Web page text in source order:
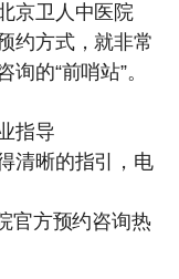
京卫人中医院
约方式，就非常
的“前哨站”。
指导
清晰的指引，电
官方预约咨询热